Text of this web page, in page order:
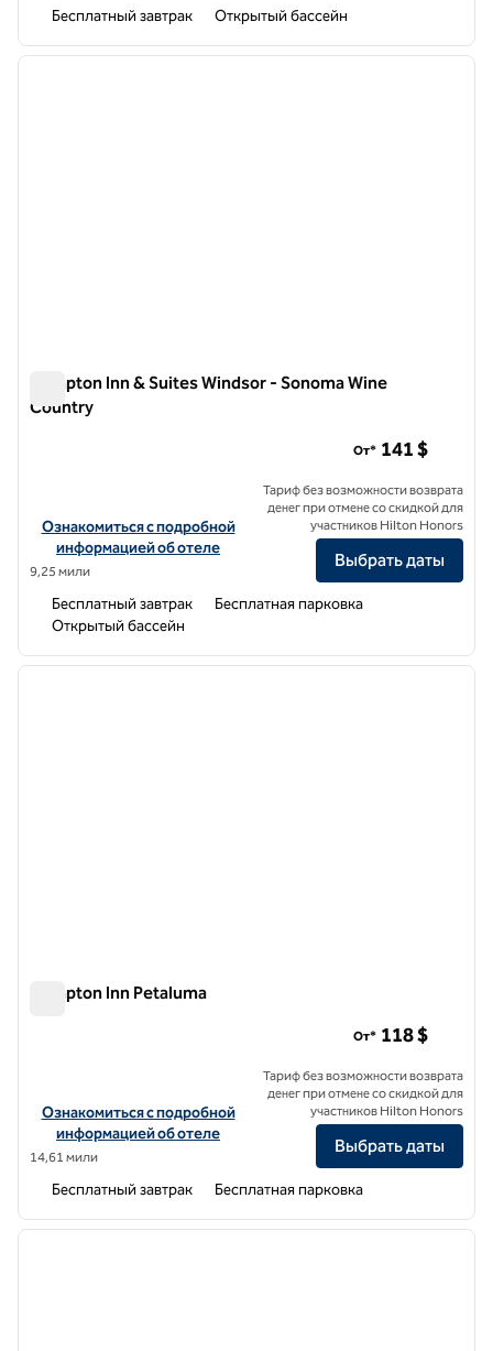
Бесплатный завтрак Открытый бассейн
1 из 12
Hampton Inn & Suites Windsor - Sonoma Wine
Country
Посмотреть информацию об отеле Hampton Inn & Suites
Ознакомиться с подробной
информацией об отеле
9,25 мили
От* 141 $
Тариф без возможности возврата
денег при отмене со скидкой для
участников Hilton Honors
Выбрать даты
Бесплатный завтрак
Бесплатная парковка
Открытый бассейн
1 из 12
Hampton Inn Petaluma
Посмотреть информацию об отеле Hampton Inn Petaluma
Ознакомиться с подробной
информацией об отеле
14,61 мили
От* 118 $
Тариф без возможности возврата
денег при отмене со скидкой для
участников Hilton Honors
Выбрать даты
Бесплатный завтрак Бесплатная парковка
1 из 12